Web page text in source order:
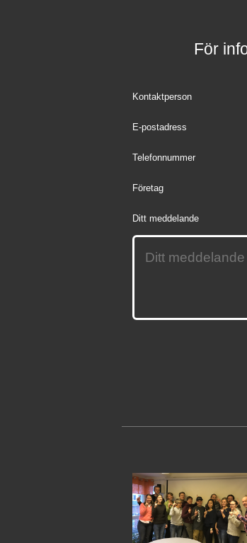
För
Kontaktperson
E-postadress
Telefonnummer
Företag
Ditt meddelande